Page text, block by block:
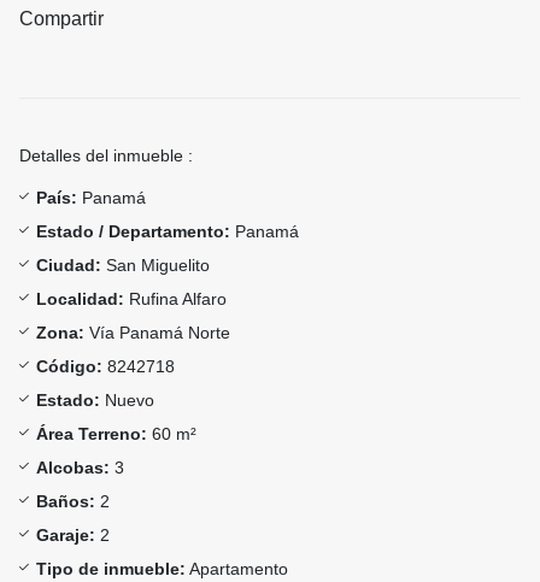
Compartir
Detalles del inmueble :
País: Panamá
Estado / Departamento: Panamá
Ciudad: San Miguelito
Localidad: Rufina Alfaro
Zona: Vía Panamá Norte
Código: 8242718
Estado: Nuevo
Área Terreno: 60 m²
Alcobas: 3
Baños: 2
Garaje: 2
Tipo de inmueble: Apartamento